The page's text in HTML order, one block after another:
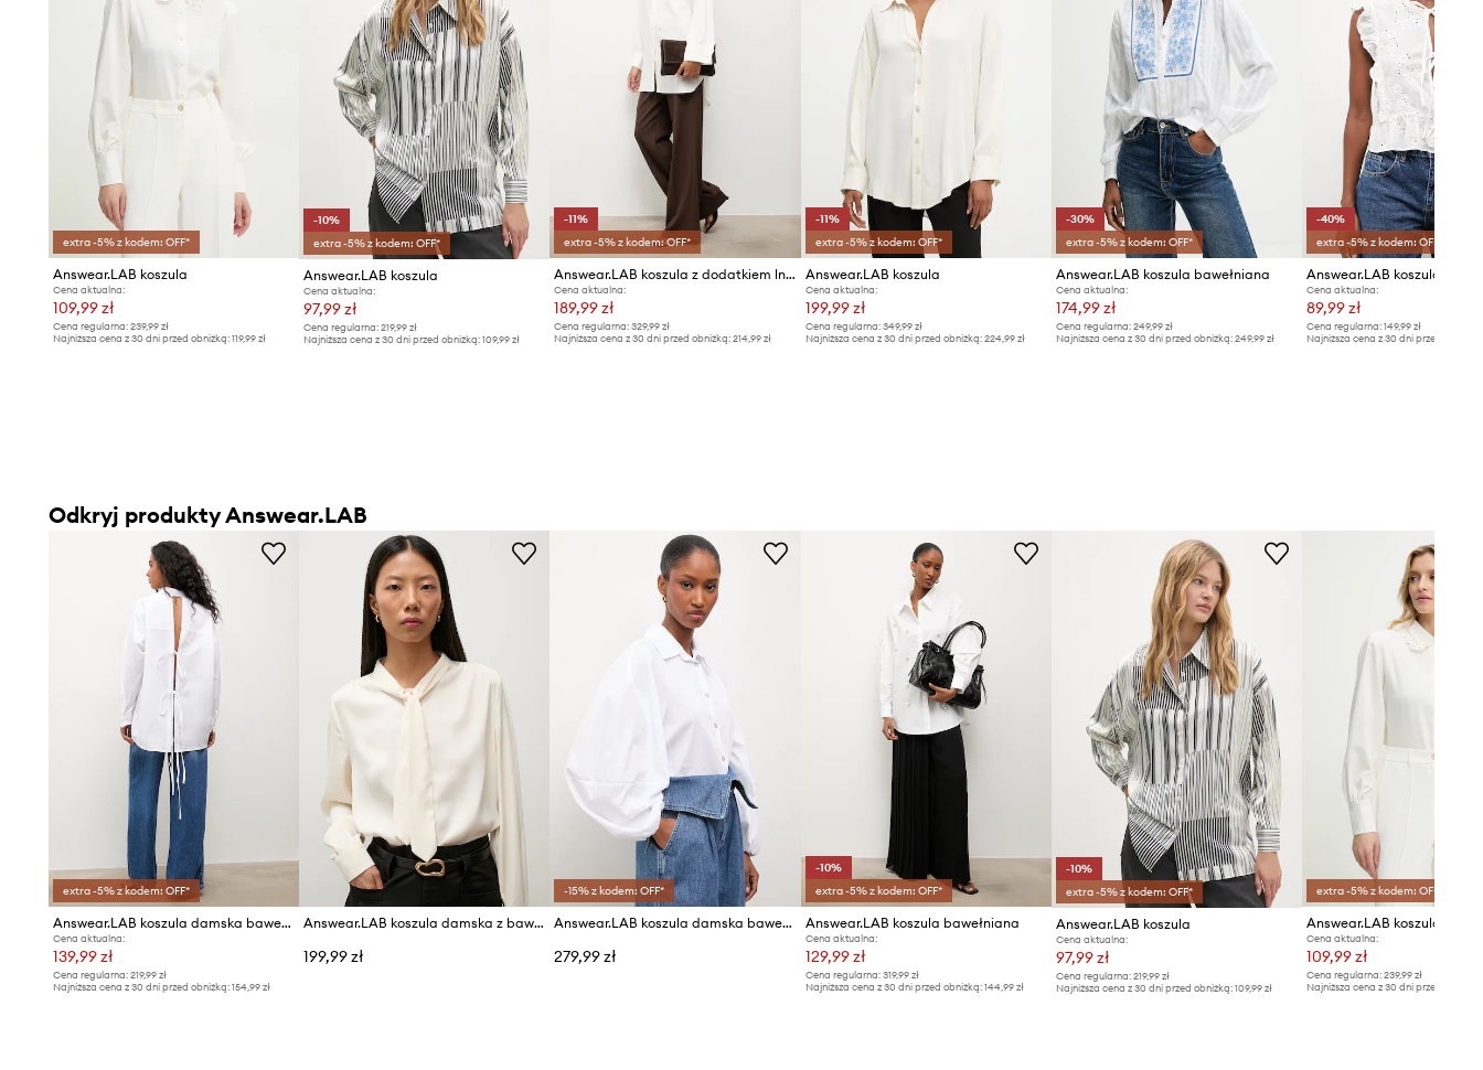
extra -5% z kodem: OFF*
Answear.LAB koszula
Cena aktualna:
109,99 zł
Cena regularna: 239,99 zł
Najniższa cena z 30 dni przed obniżką: 119,99 zł
-10%
extra -5% z kodem: OFF*
Answear.LAB koszula
Cena aktualna:
97,99 zł
Cena regularna:219,99 zł
Najniższa cena z 30 dni przed obniżką:109,99 zł
-11%
extra -5% z kodem: OFF*
Answear.LAB koszula z dodatkiem lnu
Cena aktualna:
189,99 zł
Cena regularna: 329,99 zł
Najniższa cena z 30 dni przed obniżką: 214,99 zł
-11%
extra -5% z kodem: OFF*
Answear.LAB koszula
Cena aktualna:
199,99 zł
Cena regularna: 349,99 zł
Najniższa cena z 30 dni przed obniżką: 224,99 zł
-30%
extra -5% z kodem: OFF*
Answear.LAB koszula bawełniana
Cena aktualna:
174,99 zł
Cena regularna:249,99 zł
Najniższa cena z 30 dni przed obniżką:249,99 zł
-40%
extra -5% z kodem: OFF*
Answear.LAB koszula
Cena aktualna:
89,99 zł
Cena regularna: 149,99 zł
Najniższa cena z 30 dni przed obniżką:
Odkryj produkty Answear.LAB
extra -5% z kodem: OFF*
Answear.LAB koszula damska bawełniana
Cena aktualna:
139,99 zł
Cena regularna: 219,99 zł
Najniższa cena z 30 dni przed obniżką: 154,99 zł
Answear.LAB koszula damska z bawełną
199,99 zł
-15% z kodem: OFF*
Answear.LAB koszula damska bawełniana
279,99 zł
-10%
extra -5% z kodem: OFF*
Answear.LAB koszula bawełniana
Cena aktualna:
129,99 zł
Cena regularna: 319,99 zł
Najniższa cena z 30 dni przed obniżką: 144,99 zł
-10%
extra -5% z kodem: OFF*
Answear.LAB koszula
Cena aktualna:
97,99 zł
Cena regularna:219,99 zł
Najniższa cena z 30 dni przed obniżką:109,99 zł
extra -5% z kodem: OFF*
Answear.LAB koszula
Cena aktualna:
109,99 zł
Cena regularna: 239,99 zł
Najniższa cena z 30 dni przed obniżką: